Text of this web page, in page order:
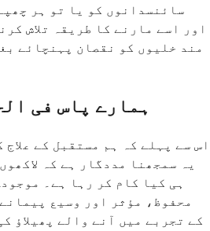
سائنسدانوں کو یا تو ہر
اور اسے مارنے کا طریقہ تلاش
مند خلیوں کو نقصان پہنچائے
ہمارے پاس فی
اس سے پہلے کہ ہم مستقبل کے
یہ سمجھنا مددگار ہے کہ
ہی کیا کام کر رہا ہے۔
محفوظ، مؤثر اور وسیع
کے تجربے میں آنے والے پھیلاؤ